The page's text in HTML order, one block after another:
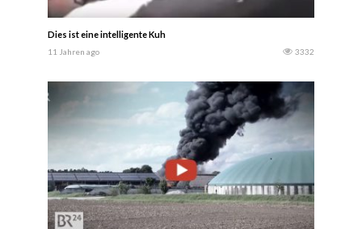
Dies ist eine intelligente Kuh
11 Jahren ago 3332